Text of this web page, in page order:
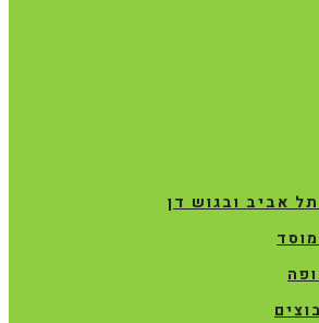
אביב ובגוש דן